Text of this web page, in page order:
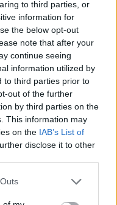
to third parties, or
information for
the below opt-out
note that after your
continue seeing
information utilized by
to third parties prior to
out of the further
by third parties on the
This information may
on the IAB’s List of
disclose it to other
másodfokúra